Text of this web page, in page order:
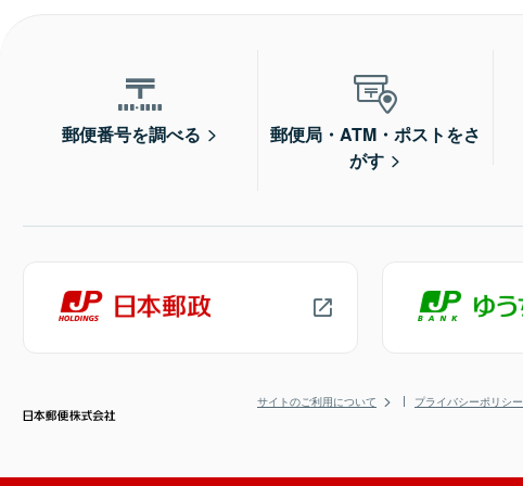
郵便番号を調べる
郵便局・ATM・ポストをさ
がす
サイトのご利用について プライバシーポリシー